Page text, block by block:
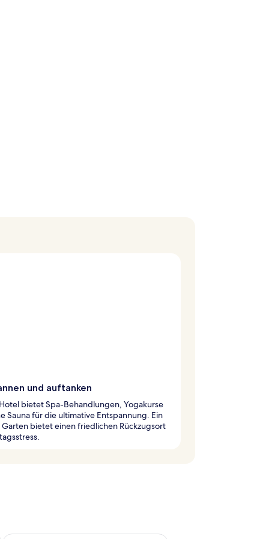
und auftanken
bietet Spa-Behandlungen, Yogakurse
Sauna für die ultimative Entspannung. Ein
bietet einen friedlichen Rückzugsort